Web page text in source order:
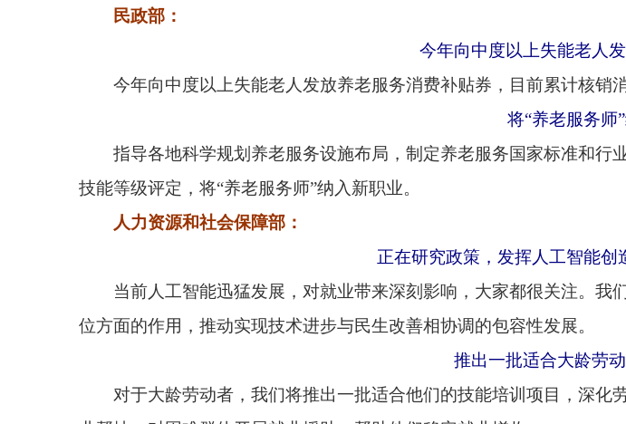
技能等级评定，将“养老服务师”纳入新职业。
正在研究政策，发挥人工智能创造新岗位和赋能
当前人工智能迅猛发展，对就业带来深刻影响，大家都很关注。我们也在研究相关
对于大龄劳动者，我们将推出一批适合他们的技能培训项目，深化劳务协作，拓宽
业帮扶，对困难群体开展就业援助，帮助他们稳定就业增收。
今年将开展补贴性培训1000万人次以
今年，将深入开展大规模职业技能提升培训，补贴性培训1000万人次以上，重点
近年来我们探索开展职业伤害保障试点，目前在17个试点省份累计参保超过2500万
到全国范围。同时，我们将鼓励支持新就业形态人员参加职工养老保险，推进矛盾纠纷